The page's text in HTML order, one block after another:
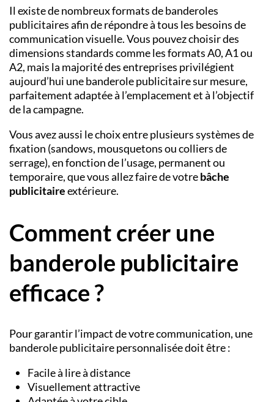
Il existe de nombreux formats de banderoles
publicitaires afin de répondre à tous les besoins de
communication visuelle. Vous pouvez choisir des
dimensions standards comme les formats A0, A1 ou
A2, mais la majorité des entreprises privilégient
aujourd’hui une banderole publicitaire sur mesure,
parfaitement adaptée à l’emplacement et à l’objectif
de la campagne.
Vous avez aussi le choix entre plusieurs systèmes de
fixation (sandows, mousquetons ou colliers de
serrage), en fonction de l’usage, permanent ou
temporaire, que vous allez faire de votrebâche
publicitaireextérieure.
Comment créer une
banderole publicitaire
efficace ?
Pour garantir l’impact de votre communication, une
banderole publicitaire personnalisée doit être :
Facile à lire à distance
Visuellement attractive